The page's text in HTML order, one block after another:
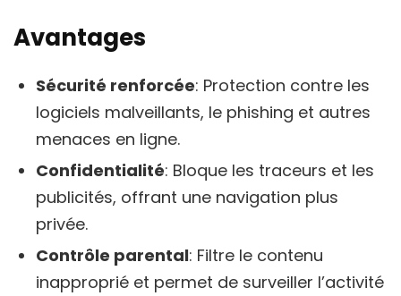
Avantages
Sécurité renforcée: Protection contre les
logiciels malveillants, le phishing et autres
menaces en ligne.
Confidentialité: Bloque les traceurs et les
publicités, offrant une navigation plus
privée.
Contrôle parental: Filtre le contenu
inapproprié et permet de surveiller l’activité